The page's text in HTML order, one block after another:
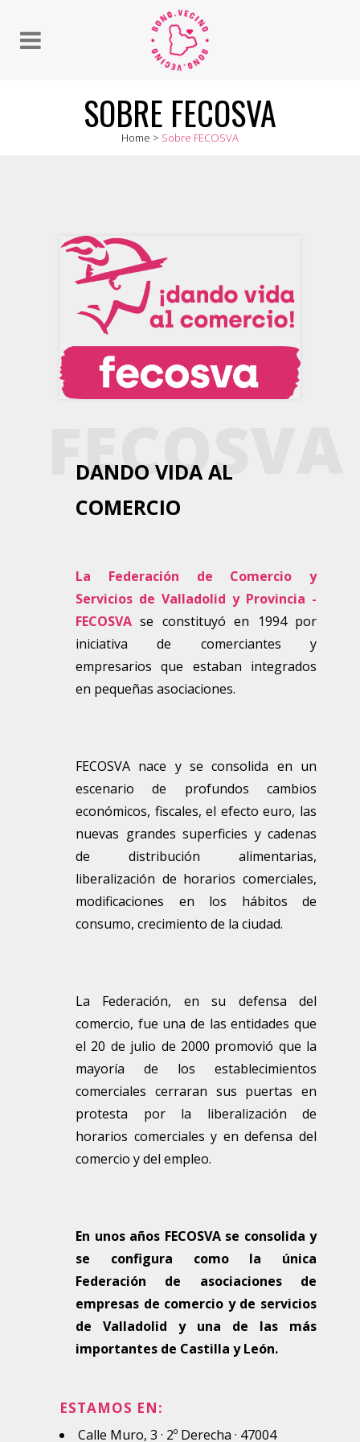
SOBRE FECOSVA
Home > Sobre FECOSVA
FECOSVA
DANDO VIDA AL
COMERCIO
La Federación de Comercio y
Servicios de Valladolid y Provincia -
FECOSVA se constituyó en 1994 por
iniciativa de comerciantes y
empresarios que estaban integrados
en pequeñas asociaciones.
FECOSVA nace y se consolida en un
escenario de profundos cambios
económicos, fiscales, el efecto euro, las
nuevas grandes superficies y cadenas
de distribución alimentarias,
liberalización de horarios comerciales,
modificaciones en los hábitos de
consumo, crecimiento de la ciudad.
La Federación, en su defensa del
comercio, fue una de las entidades que
el 20 de julio de 2000 promovió que la
mayoría de los establecimientos
comerciales cerraran sus puertas en
protesta por la liberalización de
horarios comerciales y en defensa del
comercio y del empleo.
En unos años FECOSVA se consolida y
se configura como la única
Federación de asociaciones de
empresas de comercio y de servicios
de Valladolid y una de las más
importantes de Castilla y León.
ESTAMOS EN:
Calle Muro, 3 · 2º Derecha · 47004